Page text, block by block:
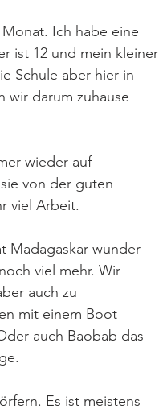
Ich habe eine
ist 12 und mein kleiner
Schule aber hier in
wir darum zuhause
wieder auf
von der guten
viel Arbeit.
Madagaskar wunder
viel mehr. Wir
auch zu
mit einem Boot
auch Baobab das
Es ist meistens